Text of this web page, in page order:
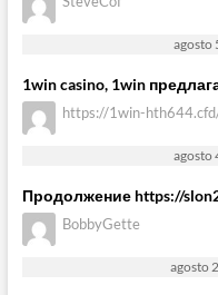
agosto
1win casino, 1win
https://1win-
agosto
Продолжение https://
BobbyGette
agosto